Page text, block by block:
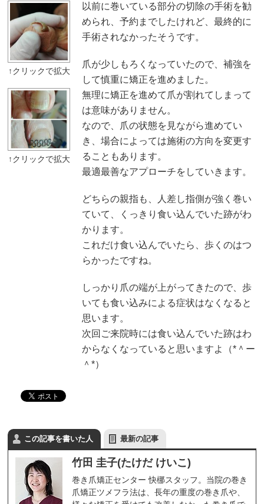
以前に巻いている部分の切除の手術を勧
められ、予約までしたけれど、最終的に
手術されなかったそうです。
爪が少しもろくなっていたので、補強を
して慎重に矯正を進めました。
無理に矯正を進めて爪が割れてしまって
は意味がありません。
なので、爪の状態を見ながら進めてい
き、場合によっては施術の方向を変更す
ることもあります。
最適最善なアプローチをしていきます。
どちらの親指も、人差し指側が強く巻い
ていて、くっきり食い込んでいた跡がわ
かります。
これだけ食い込んでいたら、歩くのはつ
らかったですね。
しっかり爪の端が上がってきたので、歩
いても食い込みによる症状はなくなると
思います。
次回ご来院時には食い込んでいた跡はわ
からなくなっていると思いますよ（*＾ー
＾*）
この記事を書いた人 最新の記事
竹田 圭子(たけだ けいこ)
巻き爪矯正センター 快梛スタッフ。当院の巻き
爪矯正ツメフラ法は、長年の重度の巻き爪や、